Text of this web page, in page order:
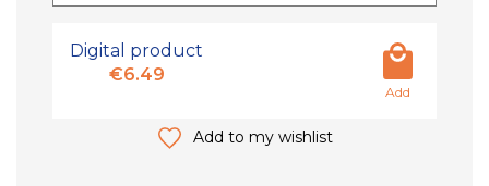
Digital product
€6.49
Add
Add to my wishlist